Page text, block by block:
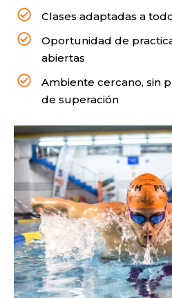
Clases adaptadas a
Oportunidad de
abiertas
Ambiente cercano, sin
de superación